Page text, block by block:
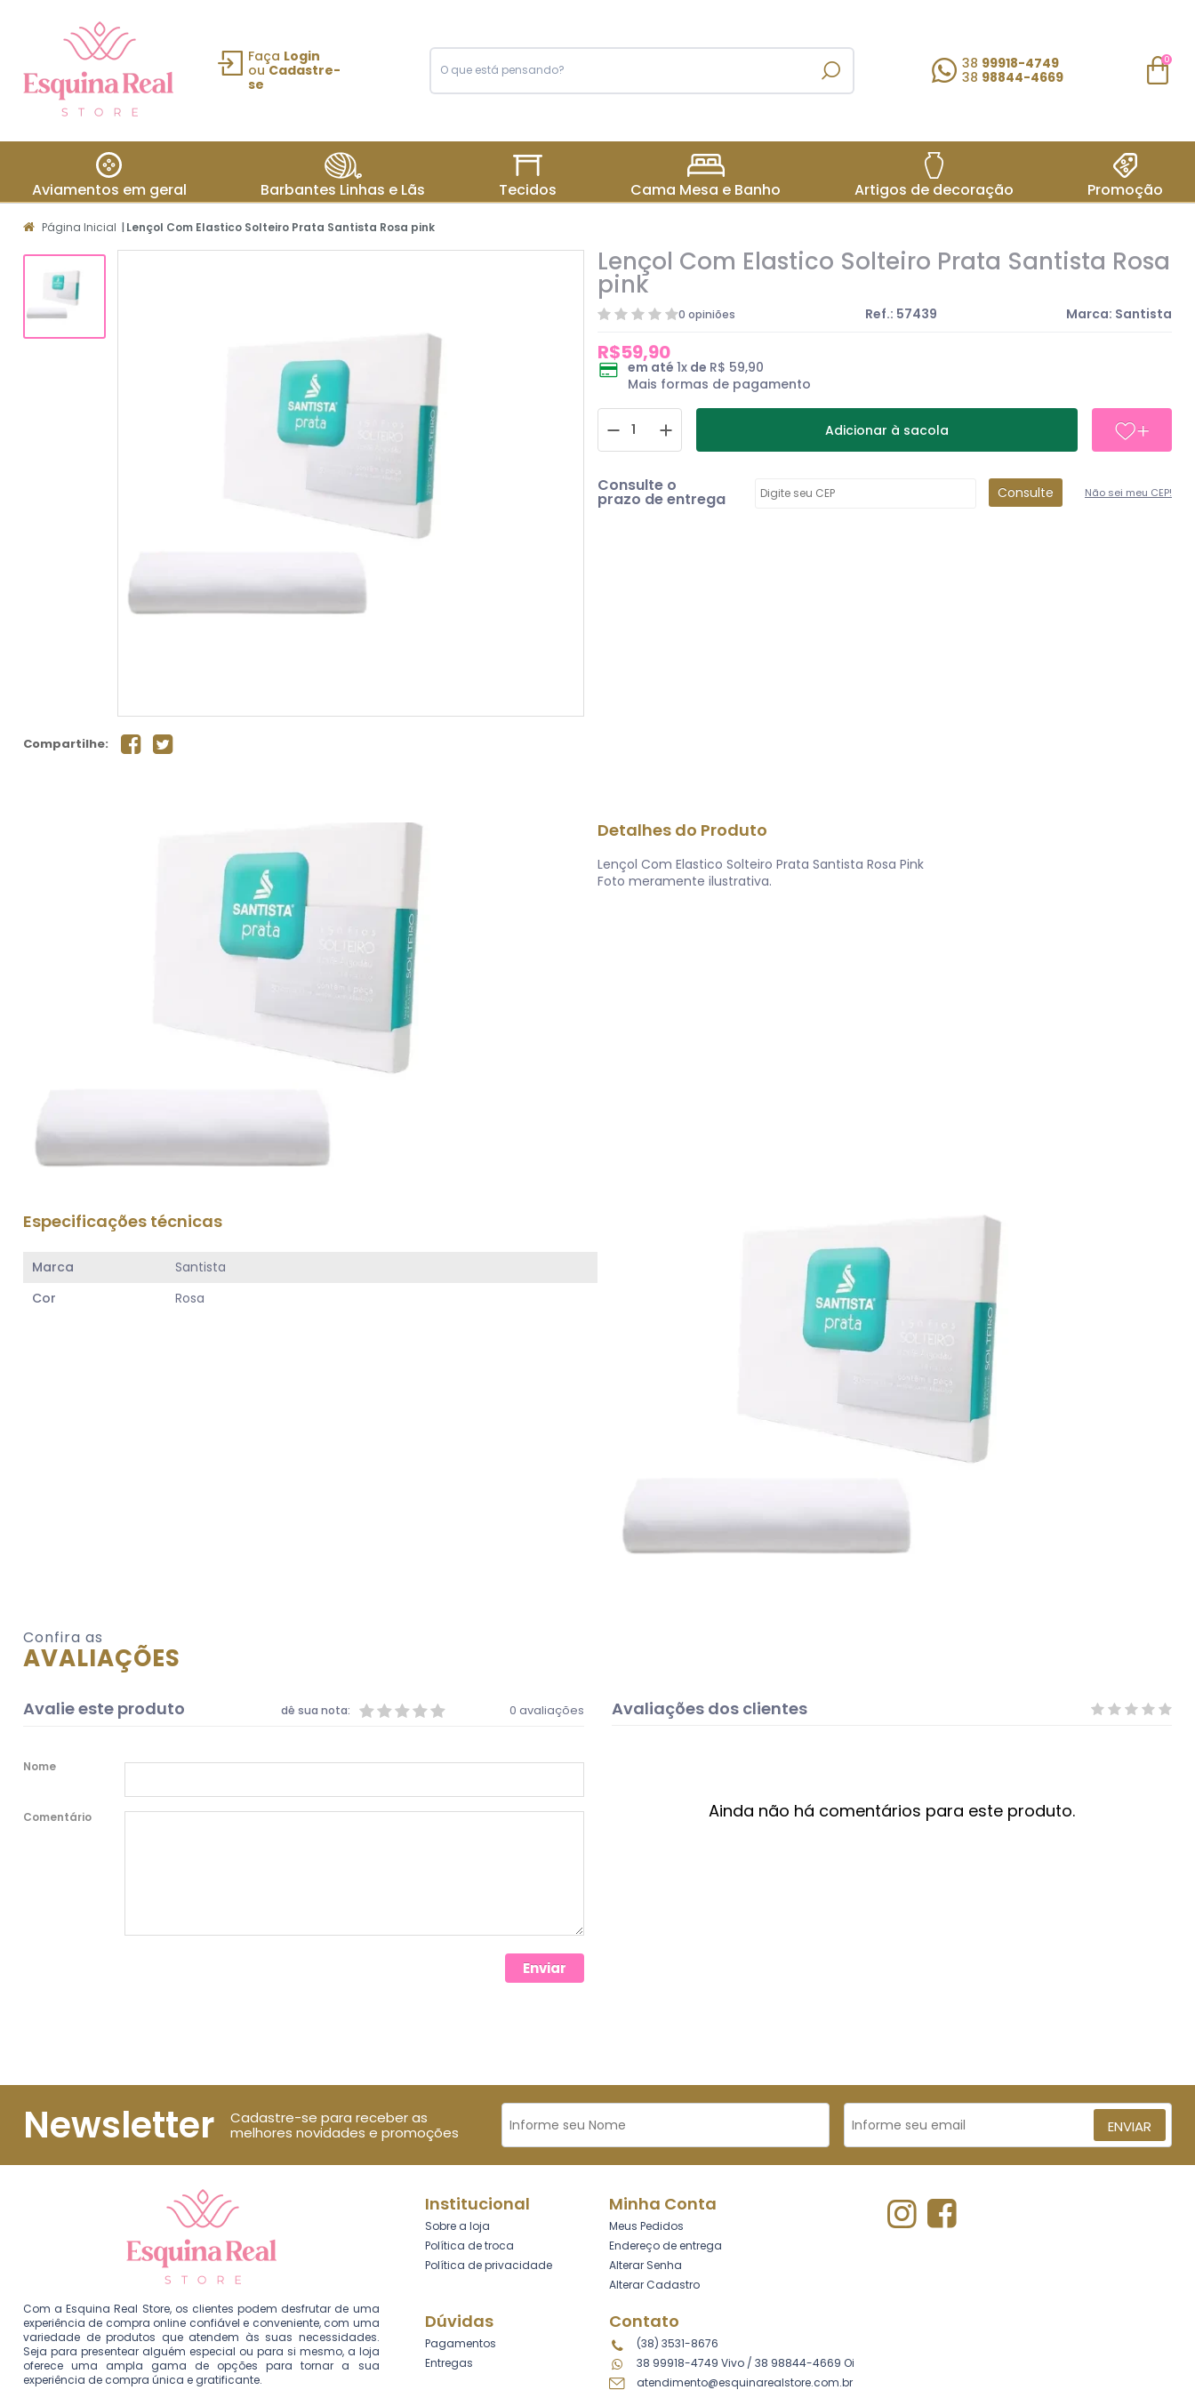
Faça Login
ou Cadastre-
se
ou Cadastre-
Meus
dados
38 99918-4749
38 98844-4669
0
Aviamentos em geral Barbantes Linhas e Lãs Tecidos Cama Mesa e Banho Artigos de decoração Promoção
Página Inicial | Lençol Com Elastico Solteiro Prata Santista Rosa pink
Compartilhe:
Lençol Com Elastico Solteiro Prata Santista Rosa
pink
0 opiniões Ref.: 57439 Marca: Santista
R$59,90
em até 1x de R$ 59,90
Mais formas de pagamento
Adicionar à sacola
Consulte o
prazo de entrega Consulte Não sei meu CEP!
Detalhes do Produto
Lençol Com Elastico Solteiro Prata Santista Rosa Pink
Foto meramente ilustrativa.
Especificações técnicas
Marca
Santista
Cor
Rosa
Confira as
AVALIAÇÕES
Avalie este produto 0 avaliações
dê sua nota:
Nome
Comentário
Enviar
Avaliações dos clientes
Ainda não há comentários para este produto.
Newsletter
Cadastre-se para receber as
melhores novidades e promoções
ENVIAR
Com a Esquina Real Store, os clientes podem desfrutar de uma
experiência de compra online confiável e conveniente, com uma
variedade de produtos que atendem às suas necessidades.
Seja para presentear alguém especial ou para si mesmo, a loja
oferece uma ampla gama de opções para tornar a sua
experiência de compra única e gratificante.
Institucional
Sobre a loja
Política de troca
Política de privacidade
Minha Conta
Meus Pedidos
Endereço de entrega
Alterar Senha
Alterar Cadastro
Dúvidas
Pagamentos
Entregas
Contato
(38) 3531-8676
38 99918-4749 Vivo/ 38 98844-4669 Oi
atendimento@esquinarealstore.com.br